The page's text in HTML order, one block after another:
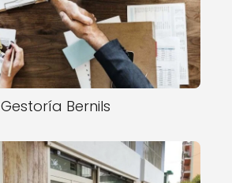
Gestoría Bernils